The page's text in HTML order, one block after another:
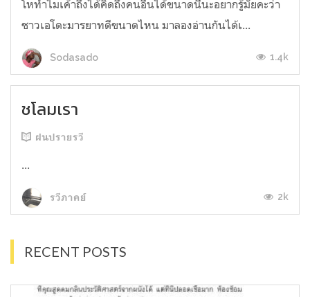
โหทำไมเค้าถึงได้คิดถึงคนอื่นได้ขนาดนี้นะอยากรู้มั้ยคะว่า
ชาวเอโดะมารยาทดีขนาดไหน มาลองอ่านกันได้เ...
Sodasado 1.4k
ชโลมเรา
ฝนปรายรวี
...
รวีภาคย์ 2k
RECENT POSTS